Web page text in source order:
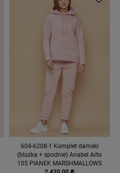
604-6208-1 Komplet damski
(bluzka + spodnie) Anabel Arto
105 PIANEK MARSHMALLOWS